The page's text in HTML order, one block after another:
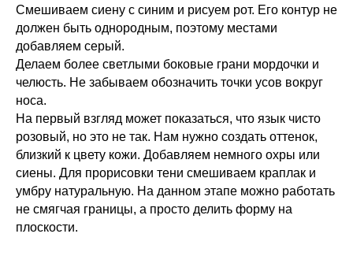
Смешиваем сиену с синим и рисуем рот. Его контур не
должен быть однородным, поэтому местами
добавляем серый.
Делаем более светлыми боковые грани мордочки и
челюсть. Не забываем обозначить точки усов вокруг
носа.
На первый взгляд может показаться, что язык чисто
розовый, но это не так. Нам нужно создать оттенок,
близкий к цвету кожи. Добавляем немного охры или
сиены. Для прорисовки тени смешиваем краплак и
умбру натуральную. На данном этапе можно работать
не смягчая границы, а просто делить форму на
плоскости.